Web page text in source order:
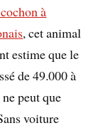
à
, cet animal
estime que le
de 49.000 à
peut que
voiture